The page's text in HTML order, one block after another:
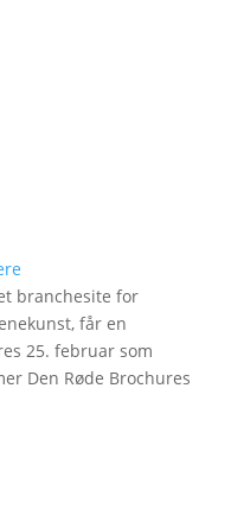
branchesite for
får en
25. februar som
Den Røde Brochures